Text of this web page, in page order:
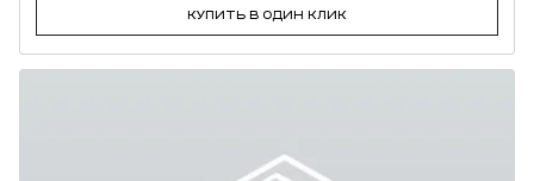
КУПИТЬ В ОДИН КЛИК